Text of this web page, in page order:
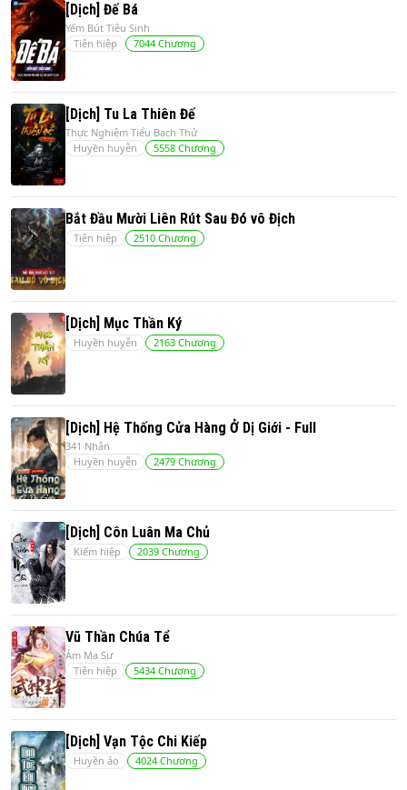
[Dịch] Đế Bá
Yếm Bút Tiêu Sinh
Tiên hiệp
7044 Chương
[Dịch] Tu La Thiên Đế
Thực Nghiệm Tiểu Bạch Thử
Huyền huyễn
5558 Chương
Bắt Đầu Mười Liên Rút Sau Đó vô Địch
Tiên hiệp 2510 Chương
[Dịch] Mục Thần Ký
Huyền huyễn 2163 Chương
[Dịch] Hệ Thống Cửa Hàng Ở Dị Giới - Full
341 Nhân
Huyền huyễn
2479 Chương
[Dịch] Côn Luân Ma Chủ
Kiếm hiệp 2039 Chương
Vũ Thần Chúa Tể
Ám Ma Sư
Tiên hiệp
5434 Chương
[Dịch] Vạn Tộc Chi Kiếp
Huyền ảo 4024 Chương